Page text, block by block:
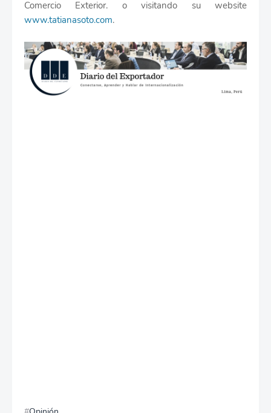
Comercio Exterior. o visitando su website
www.tatianasoto.com.